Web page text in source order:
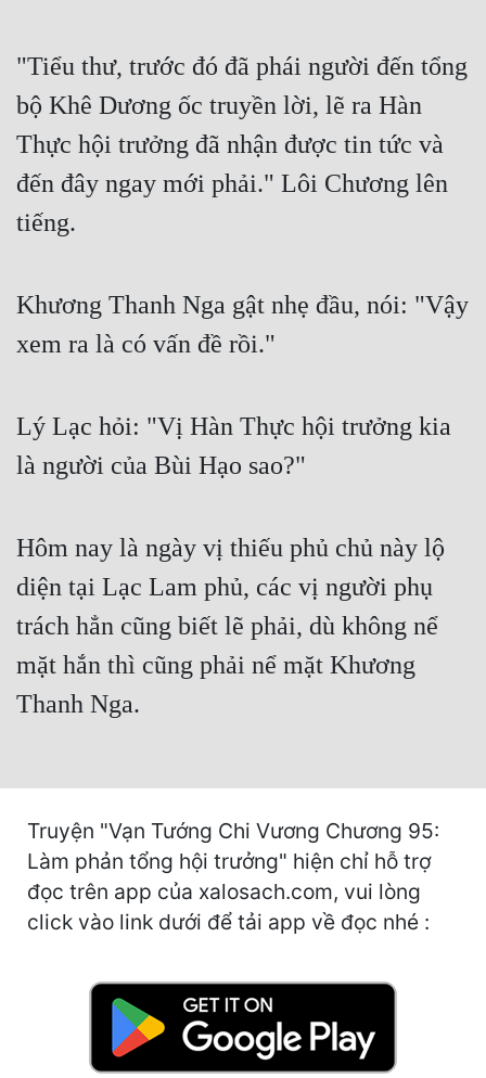
Xa Lộ Dịch
Cung Đấu
Cạnh Kỹ
Cổ Tiên Hiệp
Du Hí
Góc Nhìn Nam
Góc Nhìn Nữ
Huyền Huyễn
Huyền Nghi
Huyền Ảo
Học Đường
Khoa Huyễn
Khoa Huyễn Không Gian
"Tiểu thư, trước đó đã phái người đến tổng
bộ Khê Dương ốc truyền lời, lẽ ra Hàn
Thực hội trưởng đã nhận được tin tức và
đến đây ngay mới phải." Lôi Chương lên
tiếng.
Khương Thanh Nga gật nhẹ đầu, nói: "Vậy
xem ra là có vấn đề rồi."
Lý Lạc hỏi: "Vị Hàn Thực hội trưởng kia
là người của Bùi Hạo sao?"
Hôm nay là ngày vị thiếu phủ chủ này lộ
diện tại Lạc Lam phủ, các vị người phụ
trách hẳn cũng biết lẽ phải, dù không nể
mặt hắn thì cũng phải nể mặt Khương
Thanh Nga.
Truyện "Vạn Tướng Chi Vương Chương 95:
Làm phản tổng hội trưởng" hiện chỉ hỗ trợ
đọc trên app của xalosach.com, vui lòng
click vào link dưới để tải app về đọc nhé :